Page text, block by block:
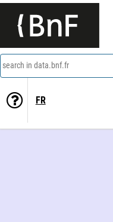
search in data.bnf.fr
FR